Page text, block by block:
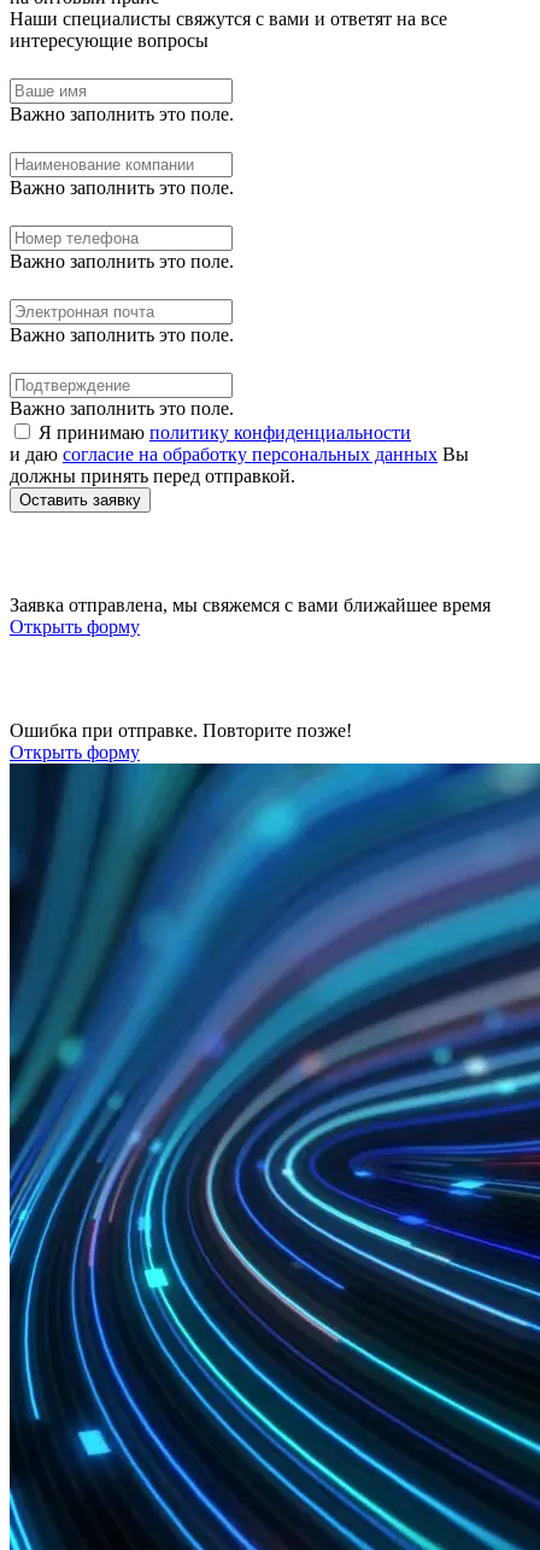
Наши специалисты свяжутся с вами и ответят на все
интересующие вопросы
Важно заполнить это поле.
Важно заполнить это поле.
Важно заполнить это поле.
Важно заполнить это поле.
Важно заполнить это поле.
Я принимаю политику конфиденциальности
и даю согласие на обработку персональных данных Вы
должны принять перед отправкой.
Оставить заявку
Заявка отправлена, мы свяжемся с вами ближайшее время
Открыть форму
Ошибка при отправке. Повторите позже!
Открыть форму